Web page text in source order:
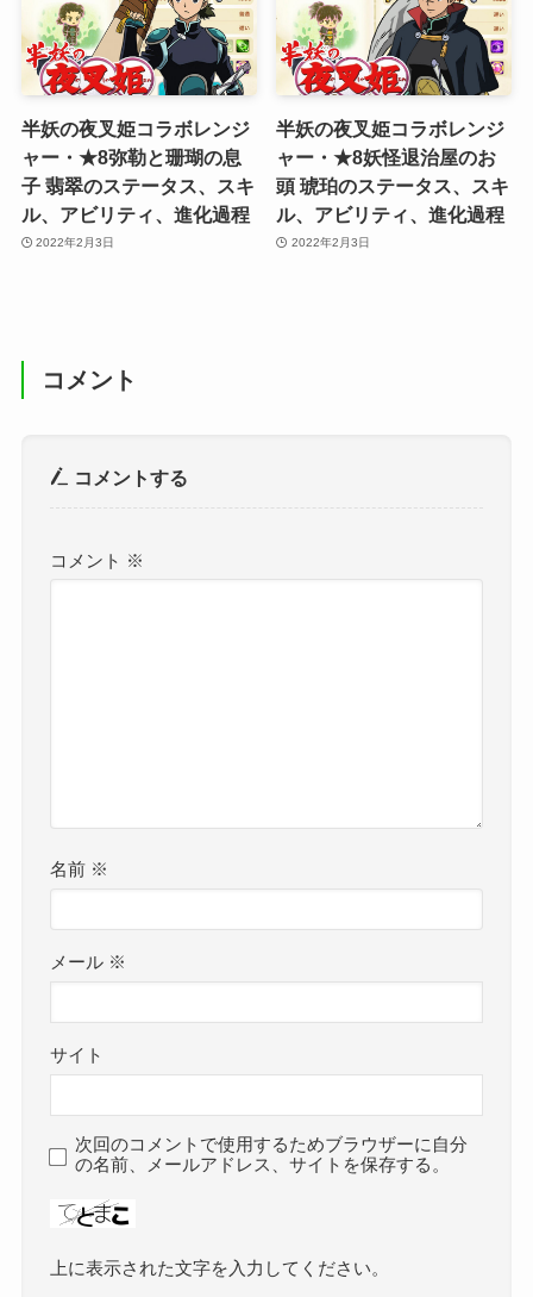
半妖の夜叉姫コラボレンジ
ャー・★8弥勒と珊瑚の息
子 翡翠のステータス、スキ
ル、アビリティ、進化過程
2022年2月3日
半妖の夜叉姫コラボレンジ
ャー・★8妖怪退治屋のお
頭 琥珀のステータス、スキ
ル、アビリティ、進化過程
2022年2月3日
コメント
コメントする
コメント ※
名前 ※
メール ※
サイト
次回のコメントで使用するためブラウザーに自分
の名前、メールアドレス、サイトを保存する。
上に表示された文字を入力してください。